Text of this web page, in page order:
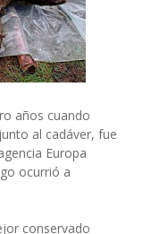
años cuando
al cadáver, fue
Europa
ocurrió a
conservado